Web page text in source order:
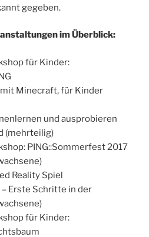
gegeben.
im Überblick:
für Kinder:
Minecraft, für Kinder
und ausprobieren
(mehrteilig)
PING::Sommerfest 2017
Reality Spiel
Erste Schritte in der
für Kinder: